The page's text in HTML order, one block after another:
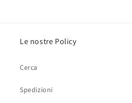
Le nostre Policy
Cerca
Spedizioni